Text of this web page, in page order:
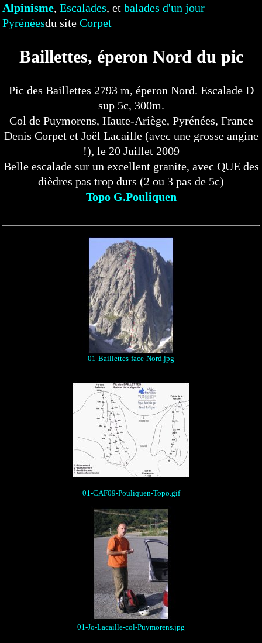
Alpinisme,Escalades, etbalades d'un jour
Pyrénéesdu siteCorpet
Baillettes, éperon Nord du pic
Pic des Baillettes 2793 m, éperon Nord. Escalade D
sup 5c, 300m.
Col de Puymorens, Haute-Ariège, Pyrénées, France
Denis Corpet et Joël Lacaille (avec une grosse angine
!), le 20 Juillet 2009
Belle escalade sur un excellent granite, avec QUE des
dièdres pas trop durs (2 ou 3 pas de 5c)
Topo G.Pouliquen
01-Baillettes-face-Nord.jpg
01-CAF09-Pouliquen-Topo.gif
01-Jo-Lacaille-col-Puymorens.jpg